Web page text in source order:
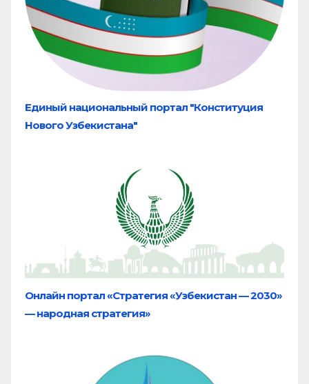
Единый национальный портал "Конституция
Нового Узбекистана"
Онлайн портал «Стратегия «Узбекистан — 2030»
— народная стратегия»